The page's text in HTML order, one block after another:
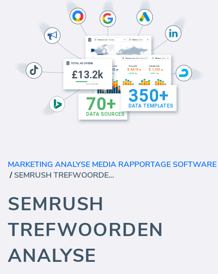
MARKETING ANALYSE MEDIA RAPPORTAGE SOFTWARE
/
SEMRUSH TREFWOORDEN ANALYSE
SEMRUSH
TREFWOORDEN
ANALYSE